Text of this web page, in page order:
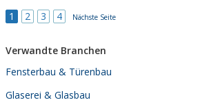
1
2 3 4 Nächste Seite
Verwandte Branchen
Fensterbau & Türenbau
Glaserei & Glasbau